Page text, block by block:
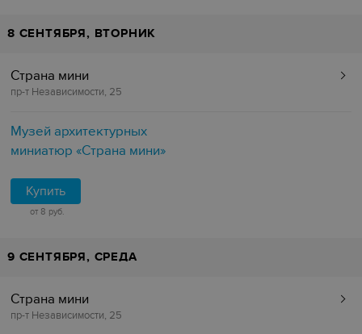
8 СЕНТЯБРЯ, ВТОРНИК
Страна мини
пр-т Независимости, 25
Музей архитектурных
миниатюр «Страна мини»
Купить
от 8 руб.
9 СЕНТЯБРЯ, СРЕДА
Страна мини
пр-т Независимости, 25